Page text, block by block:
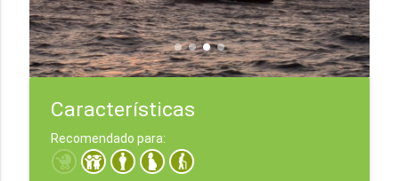
Características
Recomendado para: